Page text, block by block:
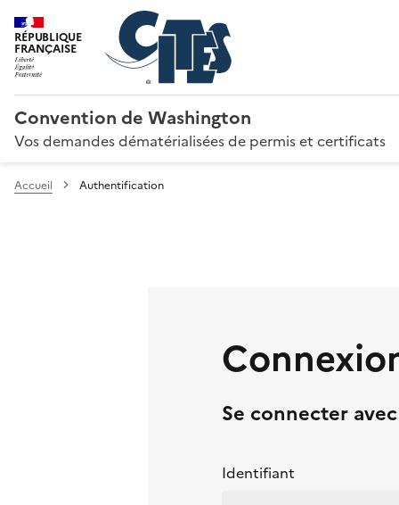
RÉPUBLIQUE
FRANÇAISE
Convention de Washington
Vos demandes dématérialisées de permis et certificats
Accueil Authentification
Se connecter
Identifiant